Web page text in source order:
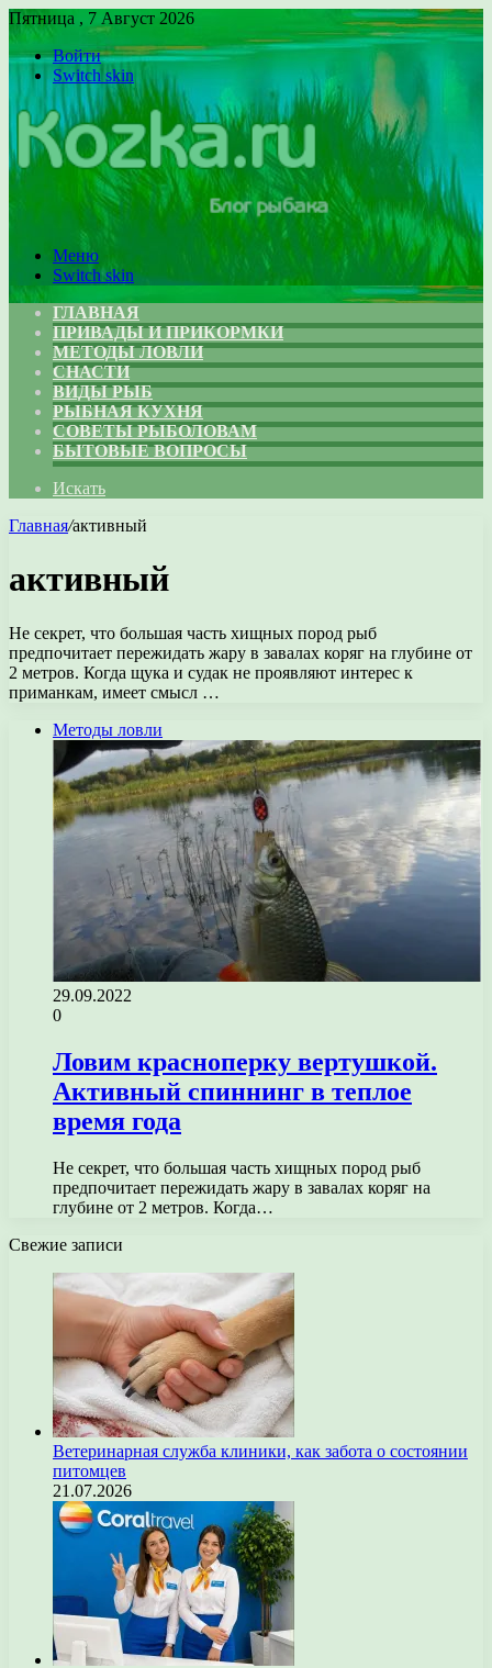
Пятница , 7 Август 2026
Войти
Switch skin
Меню
Switch skin
ГЛАВНАЯ
ПРИВАДЫ И ПРИКОРМКИ
МЕТОДЫ ЛОВЛИ
СНАСТИ
ВИДЫ РЫБ
РЫБНАЯ КУХНЯ
СОВЕТЫ РЫБОЛОВАМ
БЫТОВЫЕ ВОПРОСЫ
Искать
Главная/активный
активный
Не секрет, что большая часть хищных пород рыб
предпочитает пережидать жару в завалах коряг на глубине от
2 метров. Когда щука и судак не проявляют интерес к
приманкам, имеет смысл …
Методы ловли
29.09.2022
0
Ловим красноперку вертушкой.
Активный спиннинг в теплое
время года
Не секрет, что большая часть хищных пород рыб
предпочитает пережидать жару в завалах коряг на
глубине от 2 метров. Когда…
Свежие записи
Ветеринарная служба клиники, как забота о состоянии
питомцев
21.07.2026